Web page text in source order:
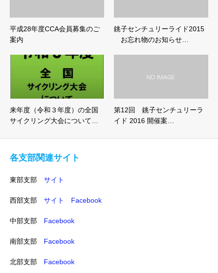
平成28年度CCA会員募集のご
案内
銚子センチュリーライド2015
お忘れ物のお知らせ…
来年度（令和３年度）の全国
サイクリング大会について…
第12回 銚子センチュリーラ
イド 2016 開催案…
各支部関連サイト
東部支部 サイト
西部支部 サイト Facebook
中部支部 Facebook
南部支部 Facebook
北部支部 Facebook